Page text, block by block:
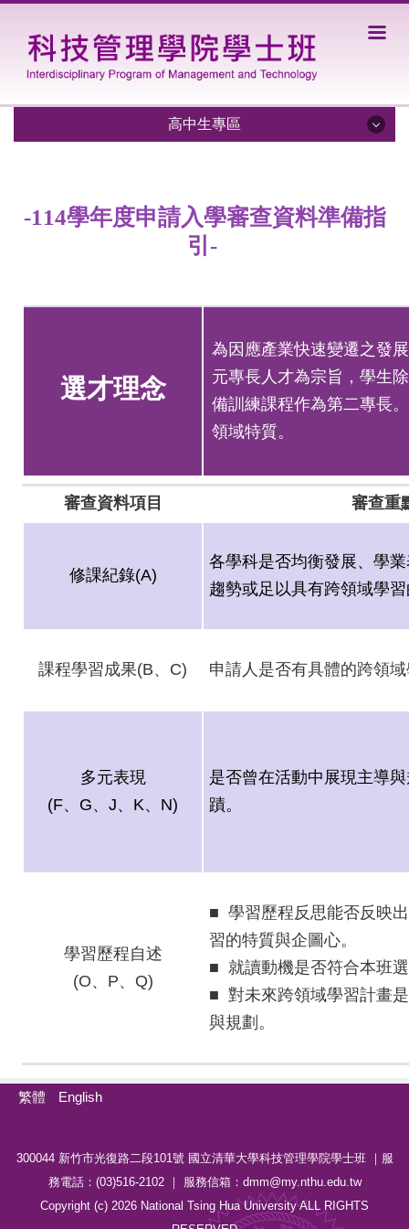
容
高中生專區
學系特色
審查資料準備指引
-114學年度申請入學審查資料準備指
引-
選才理念
為因應產業快速變遷之發
元專長人才為宗旨，學生
備訓練課程作為第二專長
領域特質。
審查資料項目 審查重
修課紀錄(A)
各學科是否均衡發展、學
趨勢或足以具有跨領域學
課程學習成果(B、C) 申請人是否有具體的跨領
多元表現
(F、G、J、K、N)
是否曾在活動中展現主導
蹟。
學習歷程自述
(O、P、Q)
■ 學習歷程反思能否反映
習的特質與企圖心。
■ 就讀動機是否符合本班
■ 對未來跨領域學習計畫
與規劃。
繁體 English
300044 新竹市光復路二段101號 國立清華大學科技管理學院學士班 ｜服
務電話：(03)516-2102 ｜ 服務信箱：dmm@my.nthu.edu.tw
Copyright (c) 2026 National Tsing Hua University ALL RIGHTS